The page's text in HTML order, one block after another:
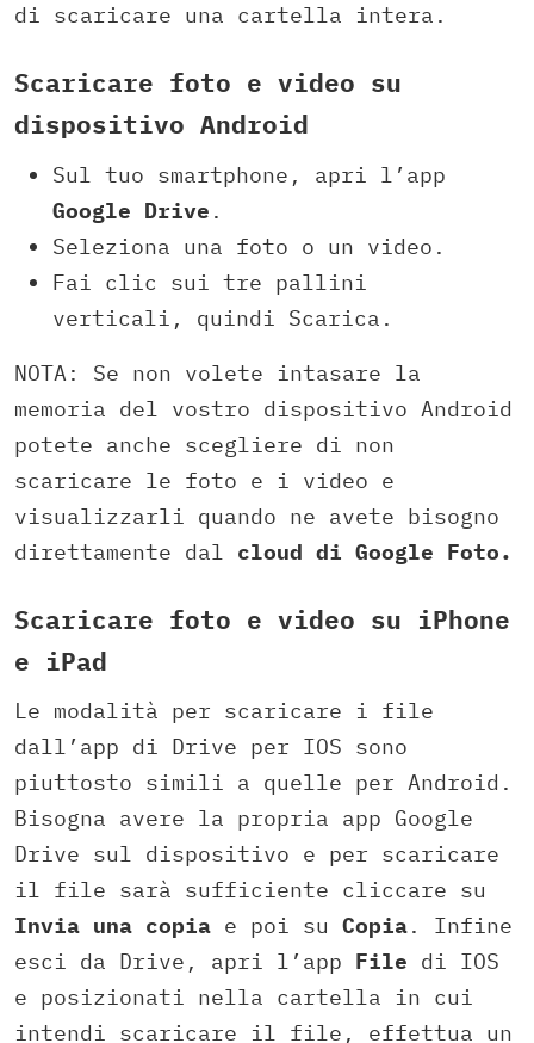
di scaricare una cartella intera.
Scaricare foto e video su
dispositivo Android
Sul tuo smartphone, apri l’app
Google Drive .
Seleziona una foto o un video.
Fai clic sui tre pallini
verticali, quindi Scarica.
NOTA: Se non volete intasare la
memoria del vostro dispositivo Android
potete anche scegliere di non
scaricare le foto e i video e
visualizzarli quando ne avete bisogno
direttamente dal cloud di Google Foto.
Scaricare foto e video su iPhone
e iPad
Le modalità per scaricare i file
dall’app di Drive per IOS sono
piuttosto simili a quelle per Android.
Bisogna avere la propria app Google
Drive sul dispositivo e per scaricare
il file sarà sufficiente cliccare su
Invia una copia e poi su Copia. Infine
esci da Drive, apri l’app File di IOS
e posizionati nella cartella in cui
intendi scaricare il file, effettua un